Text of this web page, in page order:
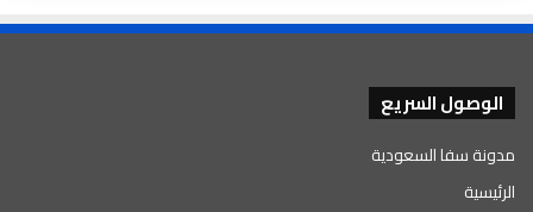
الوصول السريع
مدونة سفا السعودية
الرئيسية